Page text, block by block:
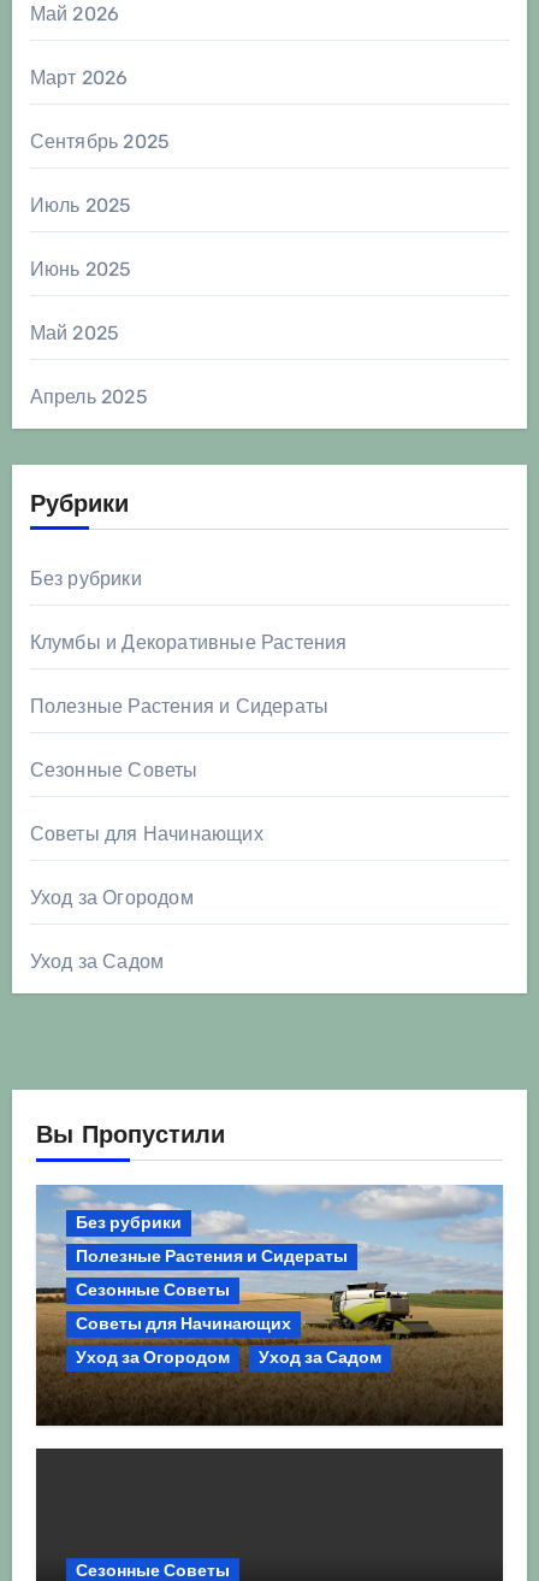
Май 2026
Март 2026
Сентябрь 2025
Июль 2025
Июнь 2025
Май 2025
Апрель 2025
Рубрики
Без рубрики
Клумбы и Декоративные Растения
Полезные Растения и Сидераты
Сезонные Советы
Советы для Начинающих
Уход за Огородом
Уход за Садом
Вы Пропустили
Без рубрики
Полезные Растения и Сидераты
Сезонные Советы
Советы для Начинающих
Уход за Огородом
Уход за Садом
Агрокультура України осінь 2026:
Сезонные Советы